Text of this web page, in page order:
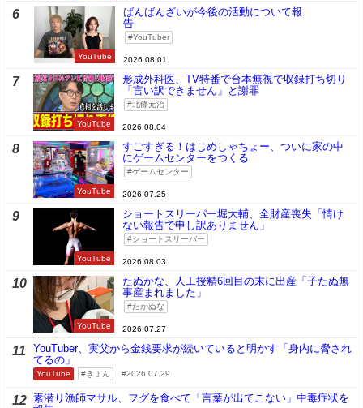
6
YouTube
ばんばんざいが今後の活動について報
告
YouTuber
2026.08.01
7
YouTube
形成外科医、TV特番で台本無視で収録打ち切り
「言い訳できません」と謝罪
北條元治
2026.08.04
8
YouTube
すごすぎる！はじめしゃちょー、ついに家の中
にゲームセンターをつくる
ゲームセンター
2026.07.25
9
YouTube
ショートスリーパー堀大輔、全財産喪失「情け
ない報告で申し訳ありません」
ショートスリーパー
2026.08.03
10
YouTube
たぬかな、人工授精6回目の末に出産「子たぬ無
事産まれました」
たかぬな
2026.07.27
11
YouTuber、実父から金銭要求が続いていると明かす「身内に脅され
てるの」
YouTube きょん 2026.07.29
12 素潜り漁師マサル、フグを食べて「言葉が出てこない」中毒症状を